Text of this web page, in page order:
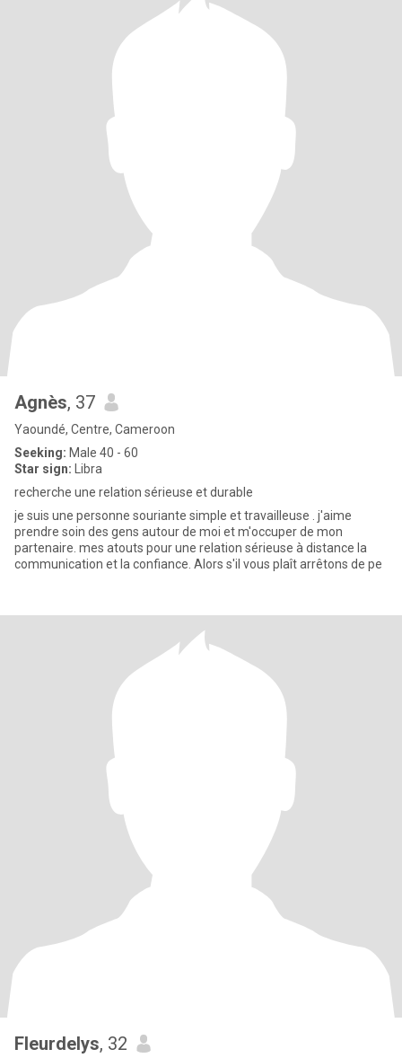
Agnès, 37
Yaoundé, Centre, Cameroon
Seeking: Male 40 - 60
Star sign: Libra
recherche une relation sérieuse et durable
je suis une personne souriante simple et travailleuse . j'aime
prendre soin des gens autour de moi et m'occuper de mon
partenaire. mes atouts pour une relation sérieuse à distance la
communication et la confiance. Alors s'il vous plaît arrêtons de pe
Fleurdelys, 32